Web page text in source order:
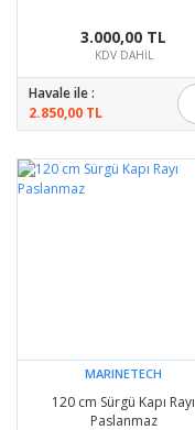
3.000,00 TL
KDV DAHİL
Havale ile :
2.850,00 TL
MARINETECH
120 cm Sürgü Kapı Rayı
Paslanmaz